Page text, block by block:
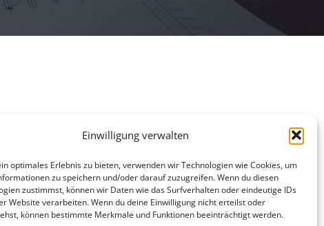
Einwilligung verwalten
optimales Erlebnis zu bieten, verwenden wir Technologien wie Cookies, um
zu speichern und/oder darauf zuzugreifen. Wenn du diesen
zustimmst, können wir Daten wie das Surfverhalten oder eindeutige IDs
Website verarbeiten. Wenn du deine Einwilligung nicht erteilst oder
können bestimmte Merkmale und Funktionen beeinträchtigt werden.